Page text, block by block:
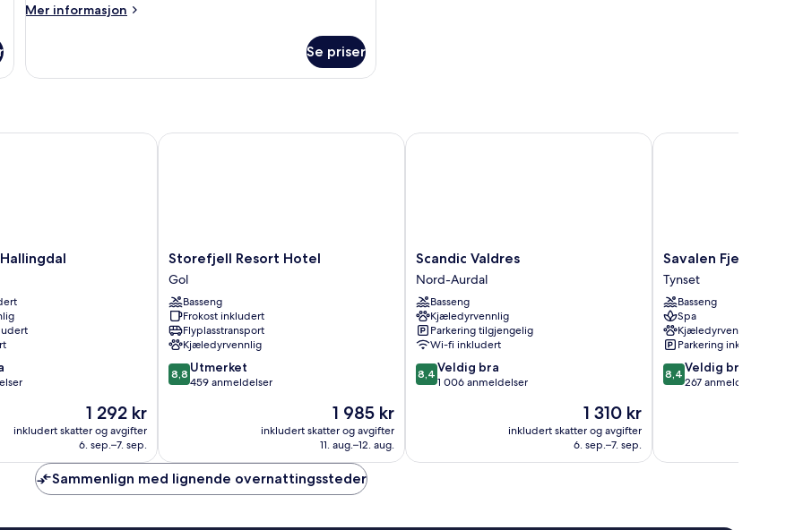
Mer informasjon
Mer
Se priser
Prisen
er
1 292 kr
1 292 kr
inkludert skatter og avgifter
6. sep.–7. sep.
Storefjell
Resort
Hotel
Gol
Storefjell Resort Hotel
Gol
Basseng
Frokost inkludert
Flyplasstransport
Kjæledyrvennlig
8.8
av
8,8 Utmerket
459 anmeldelser
Prisen
er
1 985 kr
1 985 kr
inkludert skatter og avgifter
11. aug.–12. aug.
Storefjell Resort Hotel
Scandic
Valdres
Nord-
Aurdal
Scandic Valdres
Nord-Aurdal
Basseng
Kjæledyrvennlig
Parkering tilgjengelig
Wi-fi inkludert
8.4
av
anmeldelser
8,4 Veldig bra
1 006 anmeldelser
Prisen
er
1 310 kr
1 310 kr
inkludert skatter og avgifter
6. sep.–7. sep.
Scandic Valdres
Savalen
Fjellhotell
&
Spa
Tynset
Savalen Fjellhotell &
Tynset
Basseng
Spa
Kjæledyrvennlig
Parkering inkludert
8.4
av
anmeldelser
8,4 Veldig bra
267 anmeldelser
Savalen Fjellhotell &
Sammenlign med lignende overnattingssteder